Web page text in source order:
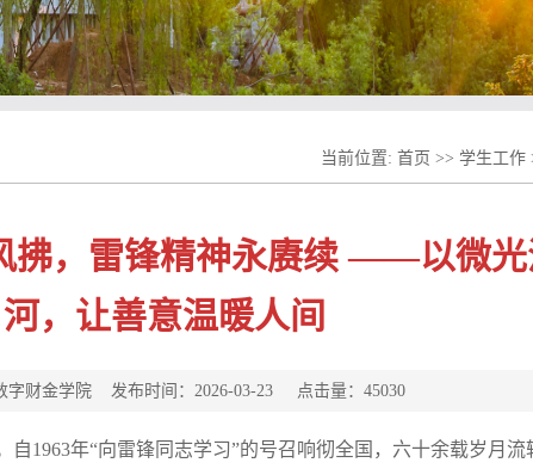
当前位置: 首页 >> 学生工作
拂，雷锋精神永赓续 ——以微光
河，让善意温暖人间
字财金学院 发布时间：2026-03-23 点击量： 45030
自1963年“向雷锋同志学习”的号召响彻全国，六十余载岁月流